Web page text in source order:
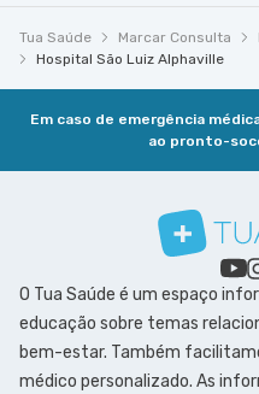
Tua Saúde Marcar Consulta
Hospital São Luiz Alphaville
Em caso de emergência
ao pronto-
O Tua Saúde é um espaço
educação sobre temas
bem-estar. Também
médico personalizado. As